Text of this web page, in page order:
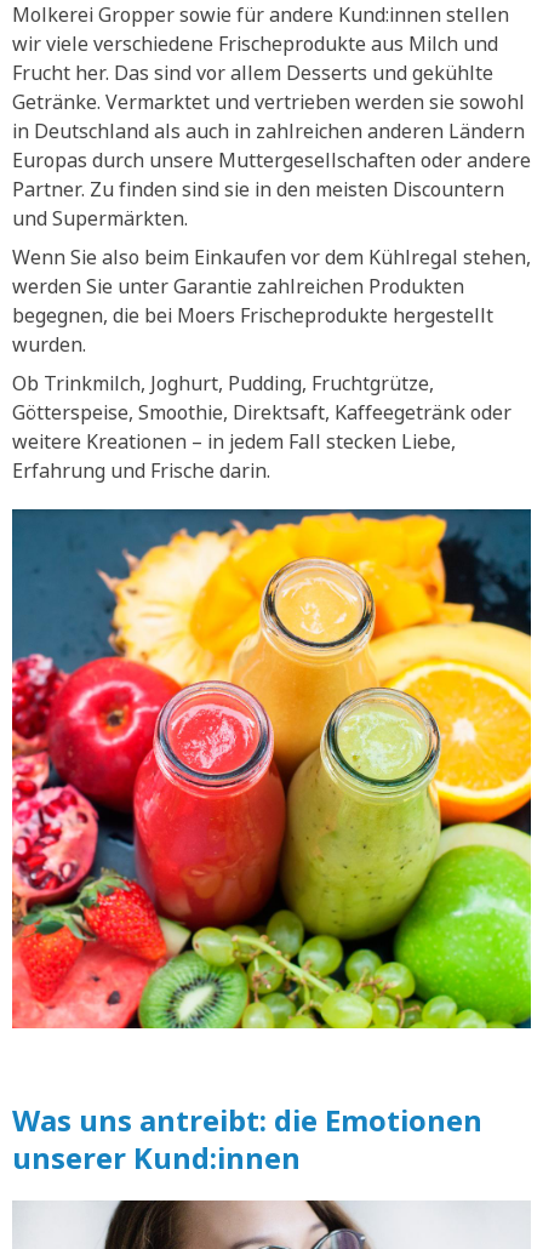
Molkerei Gropper sowie für andere Kund:innen stellen
wir viele verschiedene Frischeprodukte aus Milch und
Frucht her. Das sind vor allem Desserts und gekühlte
Getränke. Vermarktet und vertrieben werden sie sowohl
in Deutschland als auch in zahlreichen anderen Ländern
Europas durch unsere Muttergesellschaften oder andere
Partner. Zu finden sind sie in den meisten Discountern
und Supermärkten.
Wenn Sie also beim Einkaufen vor dem Kühlregal stehen,
werden Sie unter Garantie zahlreichen Produkten
begegnen, die bei Moers Frischeprodukte hergestellt
wurden.
Ob Trinkmilch, Joghurt, Pudding, Fruchtgrütze,
Götterspeise, Smoothie, Direktsaft, Kaffeegetränk oder
weitere Kreationen – in jedem Fall stecken Liebe,
Erfahrung und Frische darin.
Was uns antreibt: die Emotionen
unserer Kund:innen